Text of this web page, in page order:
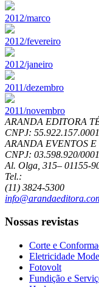
2012/marco
2012/fevereiro
2012/janeiro
2011/dezembro
2011/novembro
ARANDA EDITORA
CNPJ:
ARANDA EVENTOS E
CNPJ: 03.598.920/
Al. Olga, 315– 01155-
Tel.:
(11) 3824-5300
Nossas revistas
Corte e
Eletricidade
Fotovolt
Fundição e